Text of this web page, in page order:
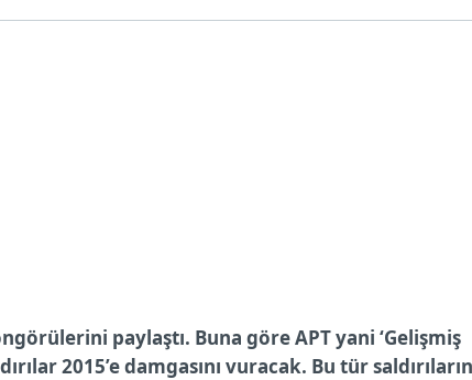
paylaştı. Buna göre APT yani ‘Gelişmiş
2015’e damgasını vuracak. Bu tür saldırıların